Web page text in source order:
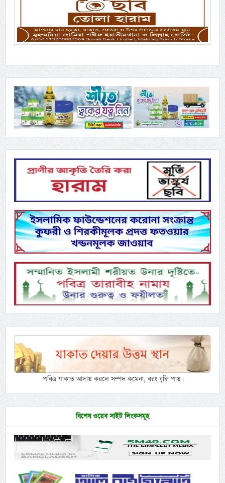
পবিত্র যাকাত আদায় করলে সম্পদ কমেনা, বরং বৃদ্ধি পায়।
বিশেষ ওয়েব সাইট লিংকসমূহ